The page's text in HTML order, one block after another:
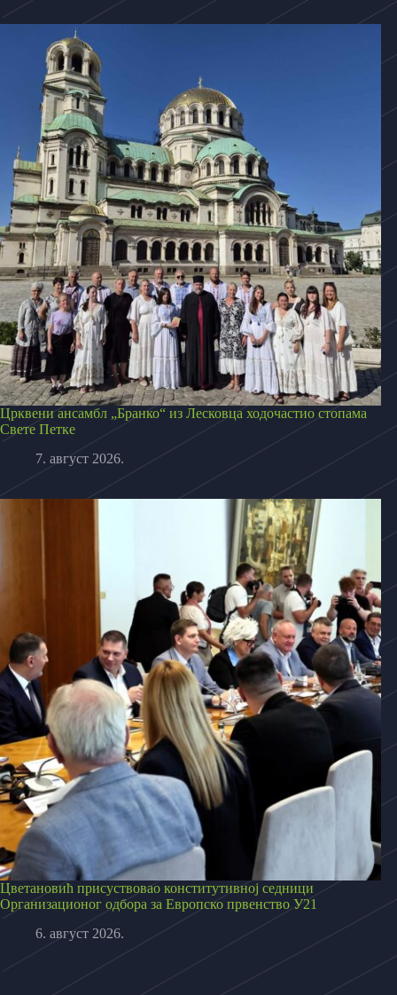
Црквени ансамбл „Бранко“ из Лесковца ходочастио стопама
Свете Петке
7. август 2026.
Цветановић присуствовао конститутивној седници
Организационог одбора за Европско првенство У21
6. август 2026.